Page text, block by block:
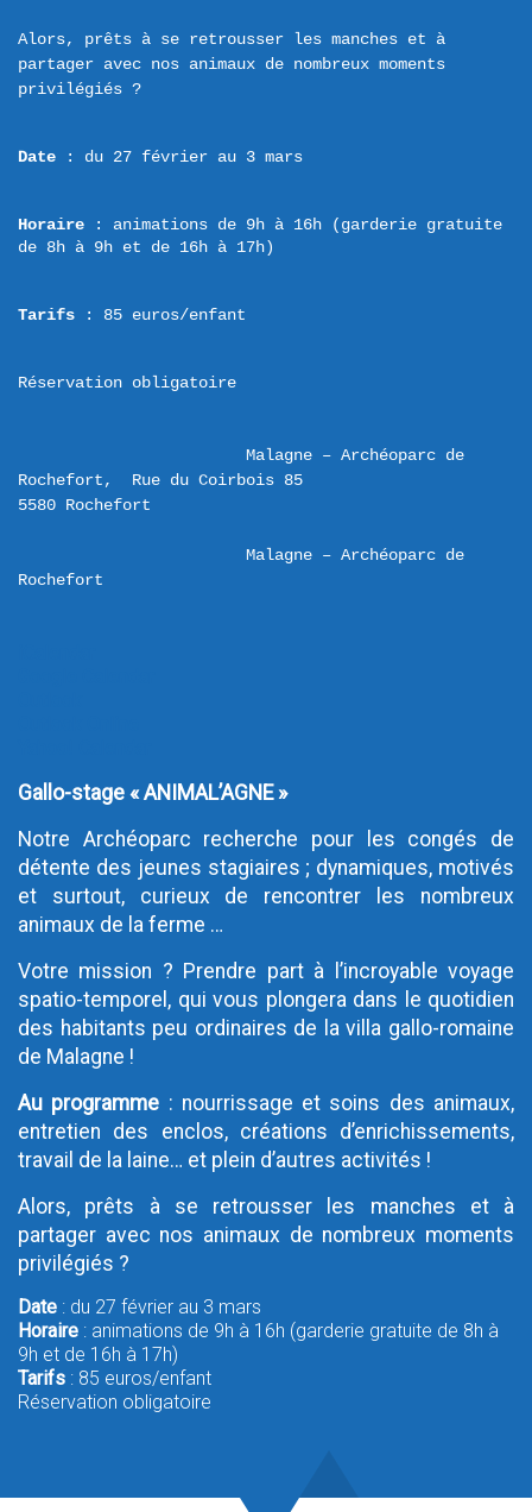
Alors, prêts à se retrousser les manches et à
partager avec nos animaux de nombreux moments
Date : du 27 février au 3 mars
Horaire : animations de 9h à 16h (garderie gratuite
de 8h à 9h et de 16h à 17h)
Tarifs : 85 euros/enfant
Réservation obligatoire
Malagne – Archéoparc de
Rochefort,  Rue du Coirbois 85
Malagne – Archéoparc de
Rochefort
Gallo-stage « ANIMAL’AGNE »
Notre Archéoparc recherche pour les congés de
détente des jeunes stagiaires ; dynamiques, motivés
et surtout, curieux de rencontrer les nombreux
animaux de la ferme …
Votre mission ? Prendre part à l’incroyable voyage
spatio-temporel, qui vous plongera dans le quotidien
des habitants peu ordinaires de la villa gallo-romaine
de Malagne !
Au programme : nourrissage et soins des animaux,
entretien des enclos, créations d’enrichissements,
travail de la laine… et plein d’autres activités !
Alors, prêts à se retrousser les manches et à
partager avec nos animaux de nombreux moments
privilégiés ?
Date : du 27 février au 3 mars
Horaire : animations de 9h à 16h (garderie gratuite de 8h à
9h et de 16h à 17h)
Tarifs : 85 euros/enfant
Réservation obligatoire